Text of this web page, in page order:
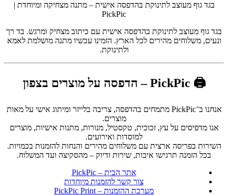
בגד גוף מעוצב לתינוקת בהדפסה אישית – מתנה מצחיקה ומיוחדת |
PickPic
בגד גוף מעוצב לתינוקת בהדפסה אישית עם כיתוב מצחיק ומרגש. בד רך
ונעים, משלוחים מהירים לכל הארץ. הזמינו עכשיו מתנה מושלמת לאמא
ולתינוקת.
🖨️ PickPic – הדפסה על מוצרים בצפון
אנחנו ב־PickPic מתמחים בהדפסה, צריבה בלייזר ומיתוג אישי על מאות
מוצרים.
אנו מדפיסים על עץ, זכוכית, טקסטיל, מנורות, מתנות אישיות, מוצרים
למוסדות ואירועים.
השירות בפריסה ארצית עם משלוחים מהירים והנחות להזמנות בכמויות.
בכל הזמנה תרגישו איכות, שירות ודיוק – מהסקיצה ועד המשלוח.
אתר הבית – PickPic
צור קשר להזמנות מיוחדות
מערכת ההזמנות – PickPic Print